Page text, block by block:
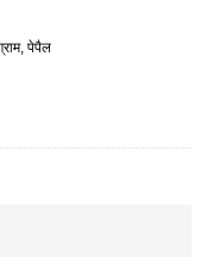
पेपैल